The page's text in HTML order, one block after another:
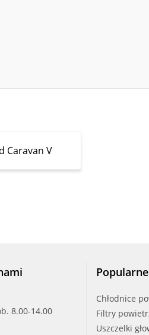
Caravan V
8.00-14.00
Chłodnice
Filtry
Uszczelki